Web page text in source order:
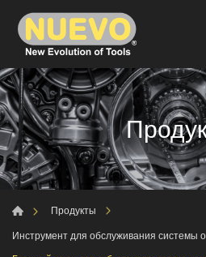
Продукты
Инструмент для обслуживания системы